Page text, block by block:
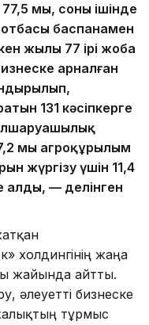
мың, соның ішінде
отбасы баспанамен
жылы 77 ірі жоба
арналған
131 кәсіпкерге
мың агроқұрылым
жүргізу үшін 11,4
алды, — делінген
холдингінің жаңа
жайында айтты.
әлеуетті бизнеске
тұрмыс